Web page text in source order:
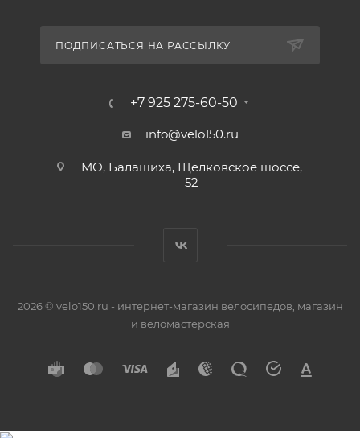
ПОДПИСАТЬСЯ НА РАССЫЛКУ
+7 925 275-60-50
info@velo150.ru
МО, Балашиха, Щелковское шоссе,
52
2026 © velo150.ru - интернет-магазин велосипедов, магазин
и веломастерская